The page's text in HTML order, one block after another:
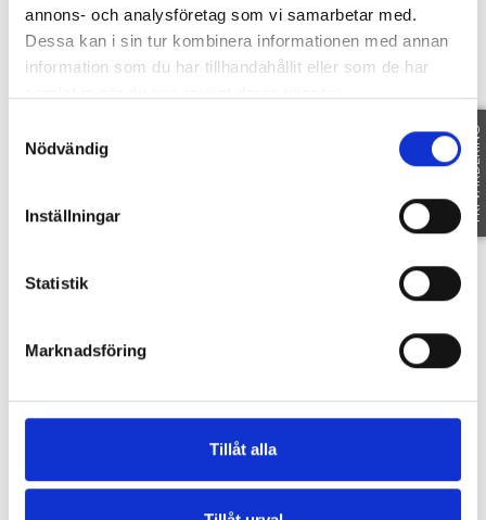
annons- och analysföretag som vi samarbetar med.
Dessa kan i sin tur kombinera informationen med annan
information som du har tillhandahållit eller som de har
Nödvändig
Inställningar
Statistik
Marknadsföring
Tillåt alla
ÖSBYHOLM 1.98AVLOPP
ÖSBYHOLM 1.98E
ÖSBYHOLM 1.98F
DP 23-32 TILLÄGG
Planritning
FRI VÄRDERING